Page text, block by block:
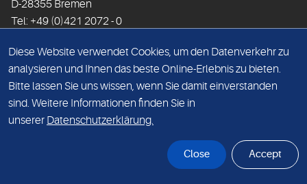
D-28355 Bremen
Tel: +49 (0)421 2072 - 0
Email:info@mlhb.de
DATENSCHUTZ
IMPRESSUM
Diese Website verwendet Cookies, um den Datenverkehr zu
analysieren und Ihnen das beste Online-Erlebnis zu bieten.
Bitte lassen Sie uns wissen, wenn Sie damit einverstanden
sind. Weitere Informationen finden Sie in
unserer Datenschutzerklärung.
Close Accept